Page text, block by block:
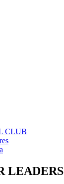
CLUB
LEADERS